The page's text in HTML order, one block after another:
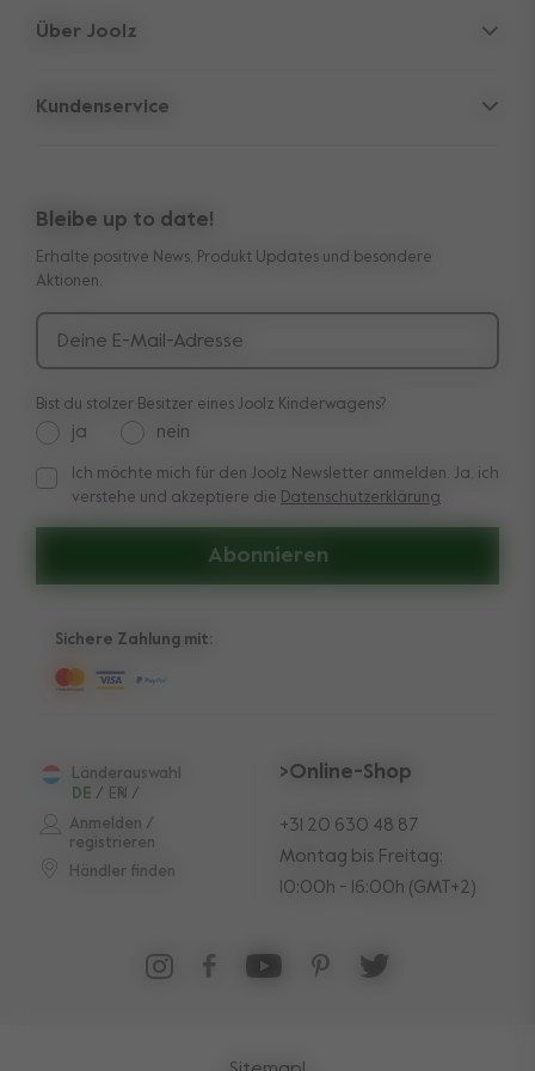
Zubehör
Ersatzteile
Über Joolz
Firmeninformation
Shop the look
Presse & Kooperationen
Kundenservice
Handbücher
Lieferung & Zahlung
Bleibe up to date!
Erhalte positive News, Produkt Updates und besondere
Aktionen.
Deine E-Mail-Adresse
Abonnieren
Bist du stolzer Besitzer eines Joolz Kinderwagens?
ja nein
Ich möchte mich für den Joolz Newsletter anmelden. Ja, ich
Ich möchte mich für den Joolz Newsletter anmelden. Ja, ich
verstehe und akzeptiere die
Datenschutzerklärung
Anmelden /
registrieren
Händler finden
Länderauswahl
EN
/ FR /
DE
>Online-Shop
+31 20 630 48 87
Montag bis Freitag:
10:00h - 16:00h (GMT+2)
Sichere Zahlung mit: